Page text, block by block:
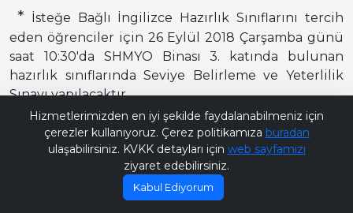
* İsteğe Bağlı İngilizce Hazırlık Sınıflarını tercih
eden öğrenciler için 26 Eylül 2018 Çarşamba günü
saat 10:30'da SHMYO Binası 3. katında bulunan
hazırlık sınıflarında Seviye Belirleme ve Yeterlilik
Sınavı yapılacaktır.
Hizmetlerimizden en iyi şekilde faydalanabilmeniz için
çerezler kullanıyoruz. Çerez politikamıza buradan
ulaşabilirsiniz. KVKK detayları için web sayfamızı
ziyaret edebilirsiniz.
Kabul Ediyorum
Bana Soru Sor | Ask Me